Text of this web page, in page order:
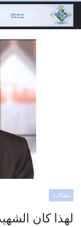
مقالات
لهذا كان